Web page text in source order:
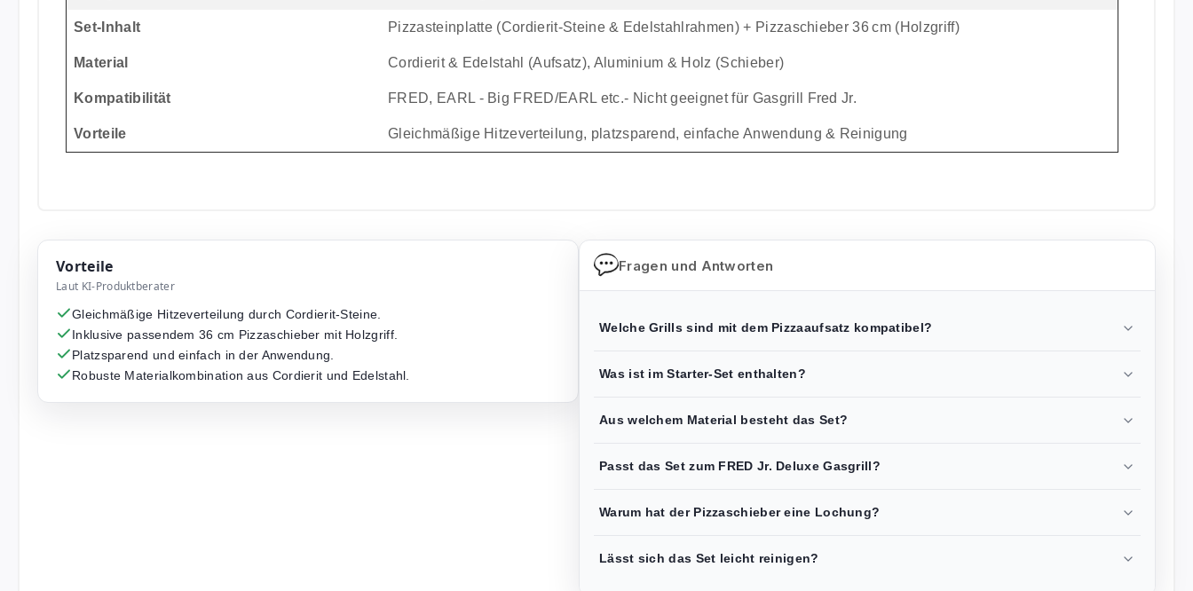
Set-Inhalt Pizzasteinplatte (Cordierit-Steine & Edelstahlrahmen) + Pizzaschieber 36 cm (Holzgriff)
Material Cordierit & Edelstahl (Aufsatz), Aluminium & Holz (Schieber)
Kompatibilität FRED, EARL - Big FRED/EARL etc.- Nicht geeignet für Gasgrill Fred Jr.
Vorteile Gleichmäßige Hitzeverteilung, platzsparend, einfache Anwendung & Reinigung
Vorteile
Laut KI-Produktberater
Gleichmäßige Hitzeverteilung durch Cordierit-Steine.
Inklusive passendem 36 cm Pizzaschieber mit Holzgriff.
Platzsparend und einfach in der Anwendung.
Robuste Materialkombination aus Cordierit und Edelstahl.
Fragen und Antworten
Welche Grills sind mit dem Pizzaaufsatz kompatibel?
Was ist im Starter-Set enthalten?
Aus welchem Material besteht das Set?
Passt das Set zum FRED Jr. Deluxe Gasgrill?
Warum hat der Pizzaschieber eine Lochung?
Lässt sich das Set leicht reinigen?